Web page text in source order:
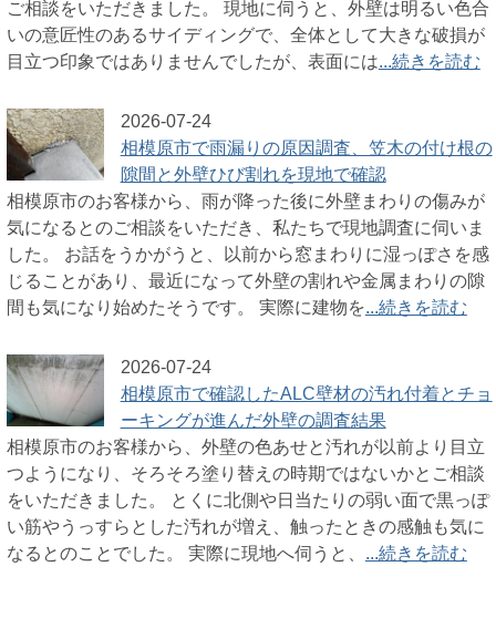
ご相談をいただきました。 現地に伺うと、外壁は明るい色合
いの意匠性のあるサイディングで、全体として大きな破損が
目立つ印象ではありませんでしたが、表面には...続きを読む
2026-07-24
相模原市で雨漏りの原因調査、笠木の付け根の
隙間と外壁ひび割れを現地で確認
相模原市のお客様から、雨が降った後に外壁まわりの傷みが
気になるとのご相談をいただき、私たちで現地調査に伺いま
した。 お話をうかがうと、以前から窓まわりに湿っぽさを感
じることがあり、最近になって外壁の割れや金属まわりの隙
間も気になり始めたそうです。 実際に建物を...続きを読む
2026-07-24
相模原市で確認したALC壁材の汚れ付着とチョ
ーキングが進んだ外壁の調査結果
相模原市のお客様から、外壁の色あせと汚れが以前より目立
つようになり、そろそろ塗り替えの時期ではないかとご相談
をいただきました。 とくに北側や日当たりの弱い面で黒っぽ
い筋やうっすらとした汚れが増え、触ったときの感触も気に
なるとのことでした。 実際に現地へ伺うと、 ...続きを読む